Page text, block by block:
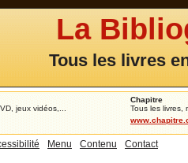
La
Tous les livres
jeux vidéos,...
Chapitre
Tous les livres,
Menu Contenu Contact